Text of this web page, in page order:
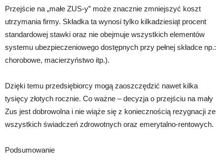
Przejście na „małe ZUS-y” może znacznie zmniejszyć koszt
utrzymania firmy. Składka ta wynosi tylko kilkadziesiąt procent
standardowej stawki oraz nie obejmuje wszystkich elementów
systemu ubezpieczeniowego dostępnych przy pełnej składce np.:
chorobowe, macierzyństwo itp.).
Dzięki temu przedsiębiorcy mogą zaoszczędzić nawet kilka
tysięcy złotych rocznie. Co ważne – decyzja o przejściu na mały
Zus jest dobrowolna i nie wiąże się z koniecznością rezygnacji ze
wszystkich świadczeń zdrowotnych oraz emerytalno-rentowych.
Podsumowanie